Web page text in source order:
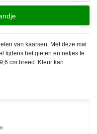
van kaarsen. Met deze mat
tijdens het gieten en netjes te
cm breed. Kleur kan